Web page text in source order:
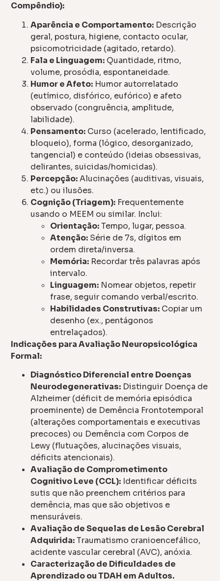
Compêndio):
Aparência e Comportamento: Descrição
geral, postura, higiene, contacto ocular,
psicomotricidade (agitado, retardo).
Fala e Linguagem: Quantidade, ritmo,
volume, prosódia, espontaneidade.
Humor e Afeto: Humor autorrelatado
(eutímico, disfórico, eufórico) e afeto
observado (congruência, amplitude,
labilidade).
Pensamento: Curso (acelerado, lentificado,
bloqueio), forma (lógico, desorganizado,
tangencial) e conteúdo (ideias obsessivas,
delirantes, suicidas/homicidas).
Percepção:Alucinações (auditivas, visuais,
etc.) ou ilusões.
Cognição (Triagem): Frequentemente
usando o MEEM ou similar. Inclui:
Orientação:Tempo, lugar, pessoa.
Atenção: Série de 7s, dígitos em
ordem direta/inversa.
Memória: Recordar três palavras após
intervalo.
Linguagem: Nomear objetos, repetir
frase, seguir comando verbal/escrito.
Habilidades Construtivas: Copiar um
desenho (ex., pentágonos
entrelaçados).
Indicações para Avaliação Neuropsicológica
Formal:
Diagnóstico Diferencial entre Doenças
Neurodegenerativas: Distinguir Doença de
Alzheimer (déficit de memória episódica
proeminente) de Demência Frontotemporal
(alterações comportamentais e executivas
precoces) ou Demência com Corpos de
Lewy (flutuações, alucinações visuais,
déficits atencionais).
Avaliação de Comprometimento
Cognitivo Leve (CCL): Identificar déficits
sutis que não preenchem critérios para
demência, mas que são objetivos e
mensuráveis.
Avaliação de Sequelas de Lesão Cerebral
Adquirida:Traumatismo cranioencefálico,
acidente vascular cerebral (AVC), anóxia.
Caracterização de Dificuldades de
Aprendizado ou TDAH em Adultos.